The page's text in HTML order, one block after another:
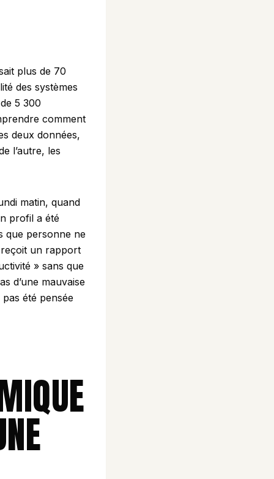
plus de 70
des systèmes
5 300
comment
deux données,
l’autre, les
matin, quand
profil a été
que personne ne
reçoit un rapport
» sans que
d’une mauvaise
été pensée